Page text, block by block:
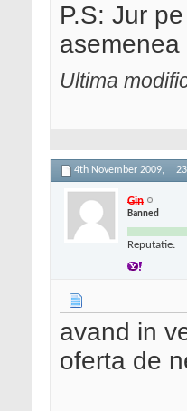
P.S: Jur
asemenea
Ultima
4th November 2009,
Gin
Banned
Reputatie:
avand in
oferta de